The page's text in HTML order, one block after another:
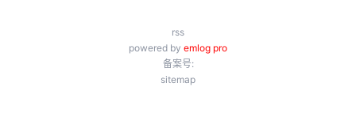
rss
powered by emlog pro
备案号:
sitemap